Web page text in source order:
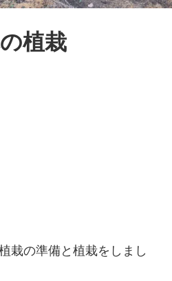
植栽
栽の準備と植栽をしまし